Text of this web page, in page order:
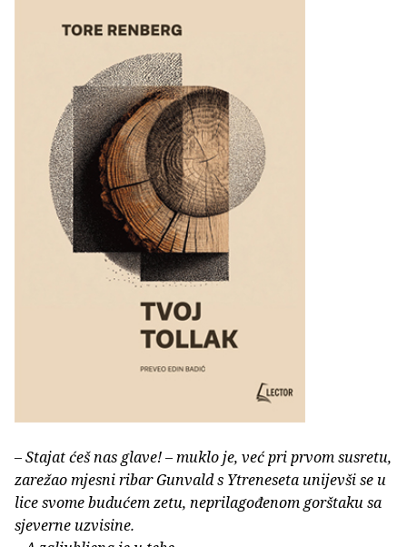
– Stajat ćeš nas glave! – muklo je, već pri prvom susretu,
zarežao mjesni ribar Gunvald s Ytreneseta unijevši se u
lice svome budućem zetu, neprilagođenom gorštaku sa
sjeverne uzvisine.